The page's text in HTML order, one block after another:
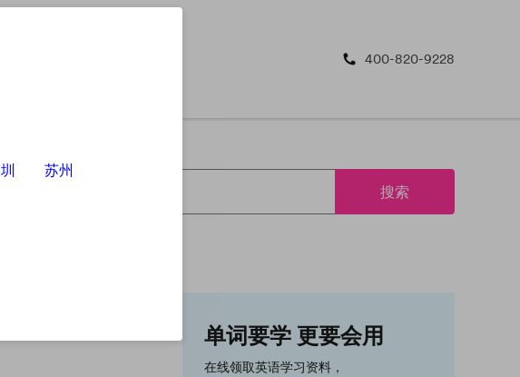
400-820-9228
搜索
单词要学 更要会用
在线领取英语学习资料，
苏州